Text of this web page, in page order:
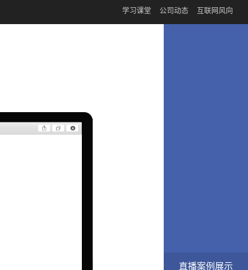
学习课堂 公司动态 互联网风向
直播案例展示